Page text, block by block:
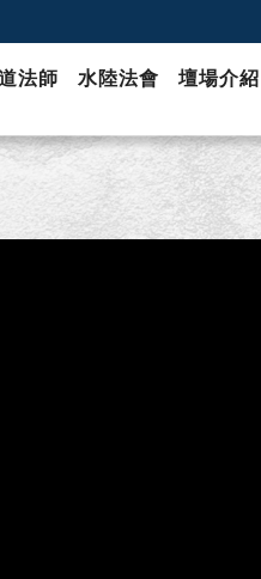
法師 水陸法會 壇場介紹